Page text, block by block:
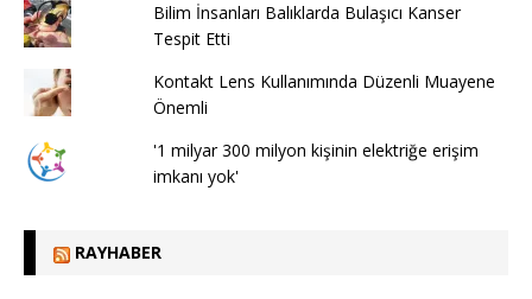
Bilim İnsanları Balıklarda Bulaşıcı Kanser
Tespit Etti
Kontakt Lens Kullanımında Düzenli Muayene
Önemli
'1 milyar 300 milyon kişinin elektriğe erişim
imkanı yok'
RAYHABER